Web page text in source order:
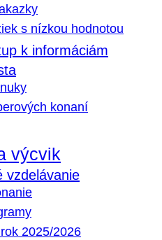
s nízkou hodnotou
k informáciám
konaní
výcvik
vzdelávanie
2025/2026